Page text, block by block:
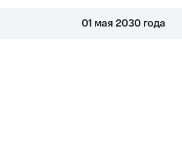
01 мая 2030 года